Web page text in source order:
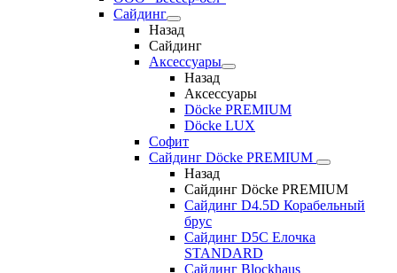
Сайдинг
Назад
Сайдинг
Аксессуары
Назад
Аксессуары
Döcke PREMIUM
Döcke LUX
Софит
Сайдинг Döcke PREMIUM
Назад
Сайдинг Döcke PREMIUM
Сайдинг D4.5D Корабельный
брус
Сайдинг D5С Елочка
STANDARD
Сайдинг Blockhaus